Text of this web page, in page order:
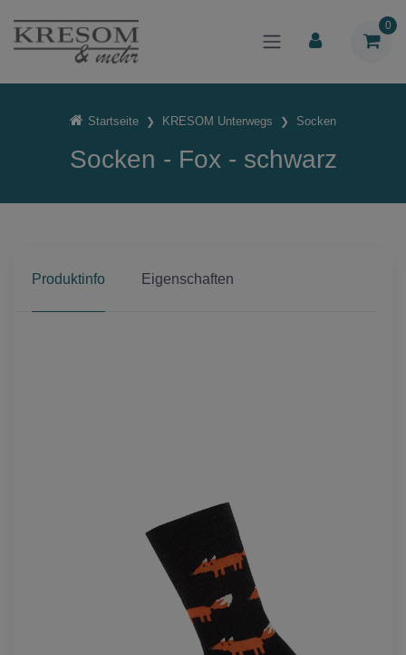
0
Startseite KRESOM Unterwegs Socken
Socken - Fox - schwarz
Produktinfo Eigenschaften